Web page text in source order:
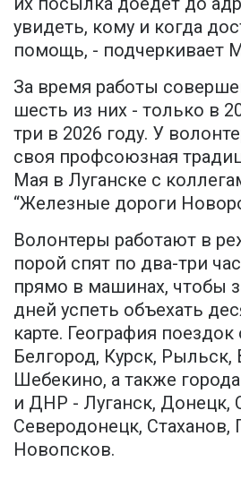
увидеть, кому и когда
помощь, - подчеркивает
За время работы
шесть из них - только в
три в 2026 году. У
своя профсоюзная
Мая в Луганске с
“Железные дороги
Волонтеры работают в
порой спят по два-три
прямо в машинах, чтобы
дней успеть объехать
карте. География
Белгород, Курск, Рыльск,
Шебекино, а также
и ДНР - Луганск, Донецк,
Северодонецк, Стаханов,
Новопсков.